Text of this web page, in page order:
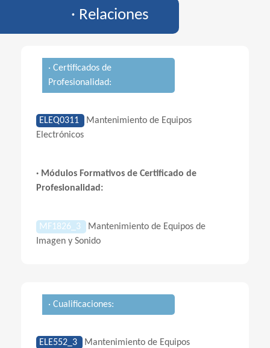
· Relaciones
· Certificados de
Profesionalidad:
ELEQ0311
Mantenimiento de Equipos
Electrónicos
· Módulos Formativos de Certificado de
Profesionalidad:
MF1826_3
Mantenimiento de Equipos de
Imagen y Sonido
· Cualificaciones:
ELE552_3
Mantenimiento de Equipos